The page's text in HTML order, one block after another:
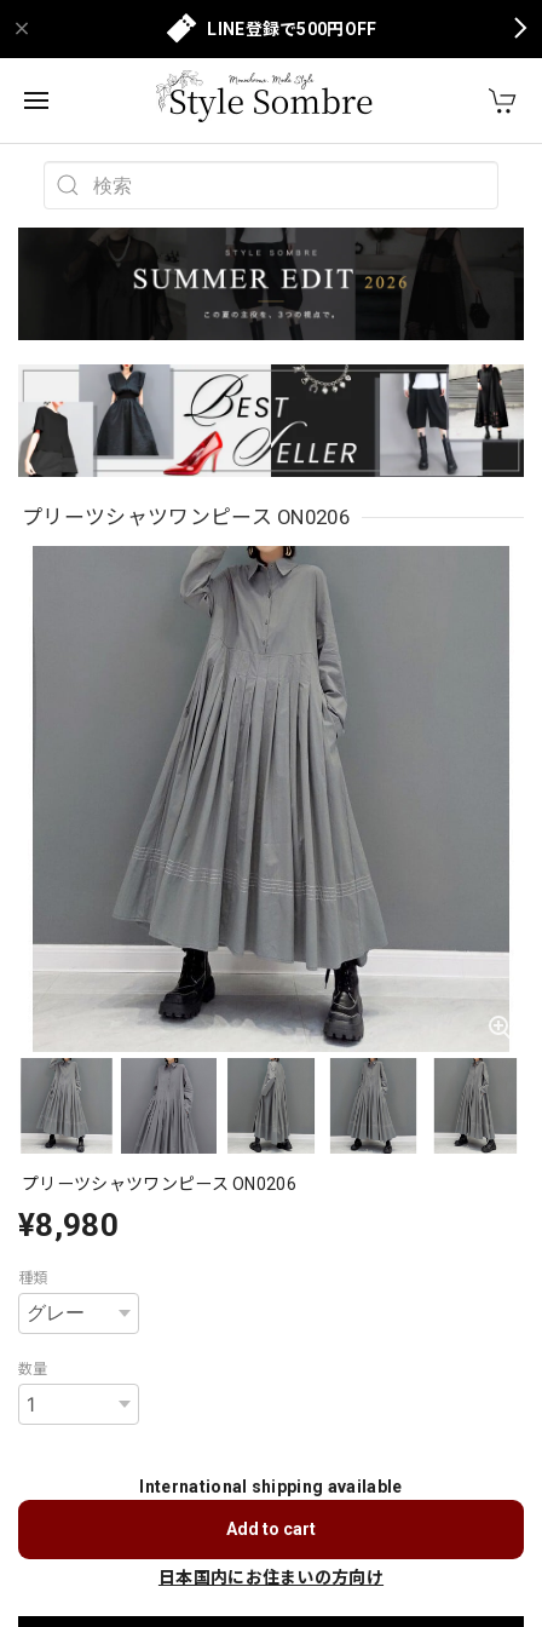
LINE登録で500円OFF
プリーツシャツワンピース ON0206
プリーツシャツワンピース ON0206
¥8,980
種類
数量
International shipping available
Add to cart
日本国内にお住まいの方向け